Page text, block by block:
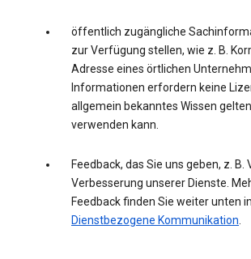
öffentlich zugängliche
zur Verfügung stellen, wie z. B.
Adresse eines örtlichen
Informationen erfordern keine
allgemein bekanntes Wissen
verwenden kann.
Feedback, das Sie uns geben, z. B.
Verbesserung unserer Dienste.
Feedback finden Sie weiter unten
Dienstbezogene Kommunikation.